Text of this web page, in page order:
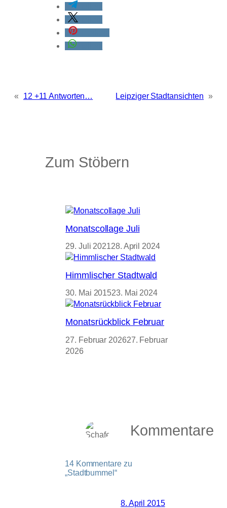
« 12 +11 Antworten… Leipziger Stadtansichten »
Zum Stöbern
Monatscollage Juli
29. Juli 202128. April 2024
Himmlischer Stadtwald
30. Mai 201523. Mai 2024
Monatsrückblick Februar
27. Februar 202627. Februar
2026
Kommentare
14 Kommentare zu
„Stadtbummel“
8. April 2015